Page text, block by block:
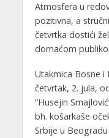
Atmosfera u
pozitivna, a
četvrtka dostići
domaćom
Utakmica Bosne i
četvrtak, 2. jula,
“Husejin
bh. košarkaše
Srbije u